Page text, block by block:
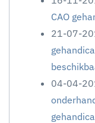
CAO
21-07-
04-04-